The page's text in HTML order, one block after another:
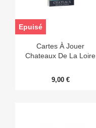
Cartes À Jouer
Chateaux De La Loire
9,00 €
Epuisé